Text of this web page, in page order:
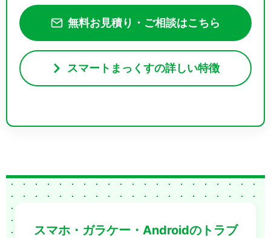
無料お見積り・ご相談はこちら
スマートまっくすの詳しい特徴
スマホ・ガラケー・Androidのトラブ